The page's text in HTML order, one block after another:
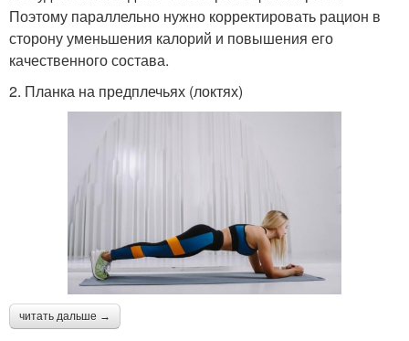
Поэтому параллельно нужно корректировать рацион в
сторону уменьшения калорий и повышения его
качественного состава.
2. Планка на предплечьях (локтях)
читать дальше →